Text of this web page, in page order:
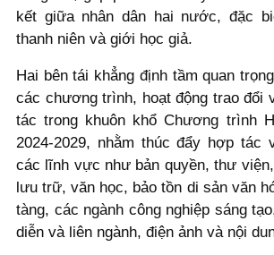
kết giữa nhân dân hai nước, đặc
thanh niên và giới học giả.
Hai bên tái khẳng định tầm quan
các chương trình, hoạt động trao đổi
tác trong khuôn khổ Chương trình
2024-2029, nhằm thúc đẩy hợp tác
các lĩnh vực như bản quyền, thư
lưu trữ, văn học, bảo tồn di sản văn
tàng, các ngành công nghiệp sáng
diễn và liên ngành, điện ảnh và nội